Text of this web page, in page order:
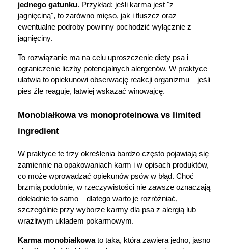
jednego gatunku. Przykład: jeśli karma jest "z
jagnięciną", to zarówno mięso, jak i tłuszcz oraz
ewentualne podroby powinny pochodzić wyłącznie z
jagnięciny.
To rozwiązanie ma na celu uproszczenie diety psa i
ograniczenie liczby potencjalnych alergenów. W praktyce
ułatwia to opiekunowi obserwację reakcji organizmu – jeśli
pies źle reaguje, łatwiej wskazać winowajcę.
Monobiałkowa vs monoproteinowa vs limited
ingredient
W praktyce te trzy określenia bardzo często pojawiają się
zamiennie na opakowaniach karm i w opisach produktów,
co może wprowadzać opiekunów psów w błąd. Choć
brzmią podobnie, w rzeczywistości nie zawsze oznaczają
dokładnie to samo – dlatego warto je rozróżniać,
szczególnie przy wyborze karmy dla psa z alergią lub
wrażliwym układem pokarmowym.
Karma monobiałkowa to taka, która zawiera jedno, jasno